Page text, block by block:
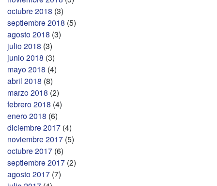
octubre 2018 (3)
septiembre 2018 (5)
agosto 2018 (3)
julio 2018 (3)
junio 2018 (3)
mayo 2018 (4)
abril 2018 (8)
marzo 2018 (2)
febrero 2018 (4)
enero 2018 (6)
diciembre 2017 (4)
noviembre 2017 (5)
octubre 2017 (6)
septiembre 2017 (2)
agosto 2017 (7)